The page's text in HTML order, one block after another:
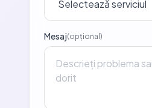
Mesaj(opțional)